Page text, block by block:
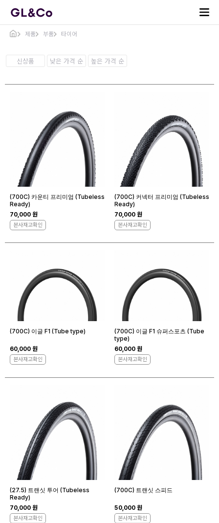
제품 부품 타이어
신상품 낮은 가격 순 높은 가격 순
(700C) 카운티 프리미엄 (Tubeless
Ready)
70,000 원
본사재고확인
(700C) 커넥터 프리미엄 (Tubeless
Ready)
70,000 원
본사재고확인
(700C) 이글 F1 (Tube type)
60,000 원
본사재고확인
(700C) 이글 F1 슈퍼스포츠 (Tube
type)
60,000 원
본사재고확인
(27.5) 트랜싯 투어 (Tubeless
Ready)
70,000 원
본사재고확인
(700C) 트랜싯 스피드
50,000 원
본사재고확인